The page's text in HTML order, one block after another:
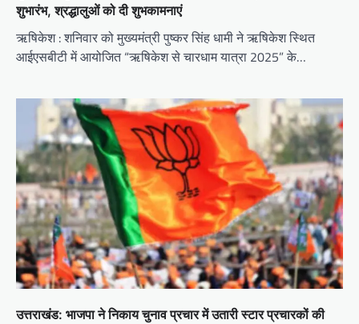
शुभारंभ, श्रद्धालुओं को दी शुभकामनाएं
ऋषिकेश : शनिवार को मुख्यमंत्री पुष्कर सिंह धामी ने ऋषिकेश स्थित
आईएसबीटी में आयोजित “ऋषिकेश से चारधाम यात्रा 2025” के…
उत्तराखंड: भाजपा ने निकाय चुनाव प्रचार में उतारी स्टार प्रचारकों की